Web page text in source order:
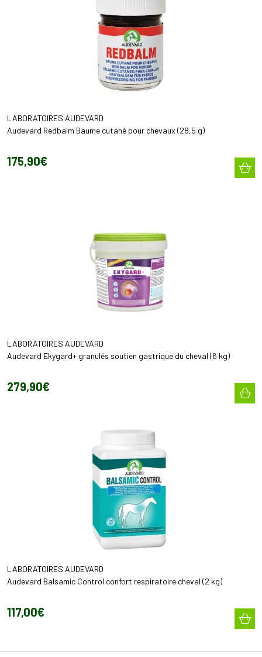
LABORATOIRES AUDEVARD
Audevard Redbalm Baume cutané pour chevaux (28,5 g)
175,90€
LABORATOIRES AUDEVARD
Audevard Ekygard+ granulés soutien gastrique du cheval (6 kg)
279,90€
LABORATOIRES AUDEVARD
Audevard Balsamic Control confort respiratoire cheval (2 kg)
117,00€